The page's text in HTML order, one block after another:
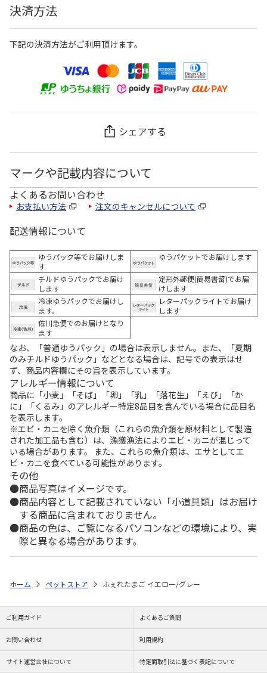
決済方法
下記の決済方法がご利用頂けます。
シェアする
マークや記載内容について
よくあるお問い合わせ
お支払い方法 注文のキャンセルについて
配送情報について
ゆうパック等でお届けしま
す
ゆうパケットでお届けします
チルドゆうパックでお届け
します
定形外郵便(簡易書留)でお届
けします
冷凍ゆうパックでお届けし
ます。
レターパックライトでお届け
します
佐川急便でのお届けとなり
ます
なお、「普通ゆうパック」の場合は表示しません。また、「夏期
のみチルドゆうパック」などとなる場合は、記号での表示はせ
ず、商品内容欄にその旨を表示しています。
アレルギー情報について
商品に「小麦」「そば」「卵」「乳」「落花生」「えび」「か
に」「くるみ」のアレルギー特定8品目を含んでいる場合に品目名
を表示します。
※エビ・カニを除く魚介類（これらの魚介類を原材料として製造
された加工品も含む）は、漁獲漁法によりエビ・カニが混じって
いる場合があります。 また、これらの魚介類は、エサとしてエ
ビ・カニを食べている可能性があります。
その他
商品写真はイメージです。
商品内容として記載されていない「小道具類」はお届け
する商品に含まれておりません。
商品の色は、ご覧になるパソコンなどの環境により、実
際と異なる場合があります。
ホーム ペットストア ふぇれたまご イエロー/グレー
ご利用ガイド よくあるご質問
お問い合わせ 利用規約
サイト運営会社について 特定商取引法に基づく表記について